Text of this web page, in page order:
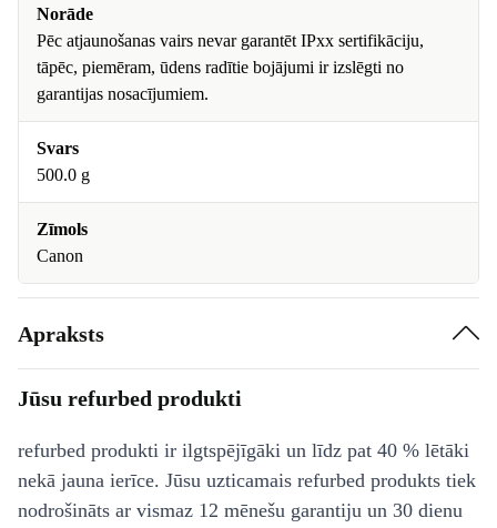
Norāde
Pēc atjaunošanas vairs nevar garantēt IPxx sertifikāciju,
tāpēc, piemēram, ūdens radītie bojājumi ir izslēgti no
garantijas nosacījumiem.
Svars
500.0 g
Zīmols
Canon
Apraksts
Jūsu refurbed produkti
refurbed produkti ir ilgtspējīgāki un līdz pat 40 % lētāki
nekā jauna ierīce. Jūsu uzticamais refurbed produkts tiek
nodrošināts ar vismaz 12 mēnešu garantiju un 30 dienu